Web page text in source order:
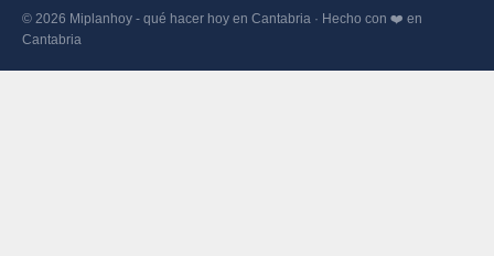
© 2026 Miplanhoy - qué hacer hoy en Cantabria · Hecho con ❤️ en
Cantabria